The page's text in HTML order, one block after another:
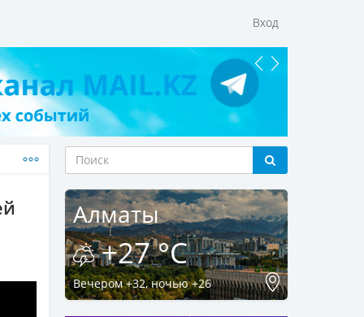
Вход
Алматы
+27 °C
Вечером +32, ночью +26